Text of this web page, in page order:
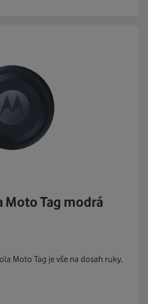
Tag modrá
Moto Tag je vše na dosah ruky.